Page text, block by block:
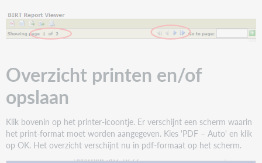
Overzicht printen en/of
opslaan
Klik bovenin op het printer-icoontje. Er verschijnt een scherm waarin
het print-format moet worden aangegeven. Kies 'PDF – Auto' en klik
op OK. Het overzicht verschijnt nu in pdf-formaat op het scherm.